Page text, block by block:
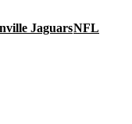
JaguarsNFL